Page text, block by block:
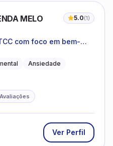
MELO 5.0(1)
com foco em bem-
Ansiedade
Avaliações
Ver Perfil